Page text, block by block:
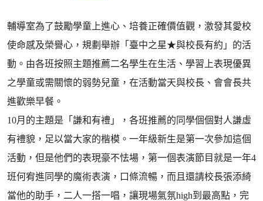
輔導室為了鼓勵學童上進心、培養正確價值觀，激發其愛校
使命感及榮譽心，規劃舉辦「臺中之星★與校長有約」的活
動。由各班按照主題推薦二名學生在生活、學習上表現優異
之學童或需關懷的弱勢兒童，在活動當天與校長、會會長共
進歡樂早餐。
10月的主題是「謙和有禮」，各班推薦的同學個個對人謙虛
有禮貌，足以當大家的楷模。一年級新生是第一次參加這個
活動，但是他們的表現豪不怯場，第一個表演節目就是一年4
班何宥進同學的魔術表演，口條流暢，而且還請校長張添綺
當他的助手，二人一搭一唱，讓現場氣氛high到最高點，完